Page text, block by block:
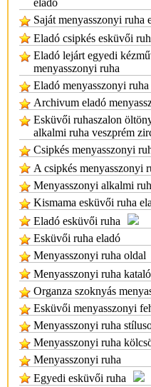
eladó
Saját menyasszonyi ruha
Eladó csipkés esküvői
Eladó lejárt egyedi
menyasszonyi ruha
Eladó menyasszonyi ruha
Archivum eladó
Esküvői ruhaszalon
alkalmi ruha veszprém
Csipkés menyasszonyi
A csipkés menyasszonyi
Menyasszonyi alkalmi
Kismama esküvői ruha
Eladó esküvői ruha
Esküvői ruha eladó
Menyasszonyi ruha oldal
Menyasszonyi ruha
Organza szoknyás
Esküvői menyasszonyi
Menyasszonyi ruha
Menyasszonyi ruha
Menyasszonyi ruha
Egyedi esküvői ruha